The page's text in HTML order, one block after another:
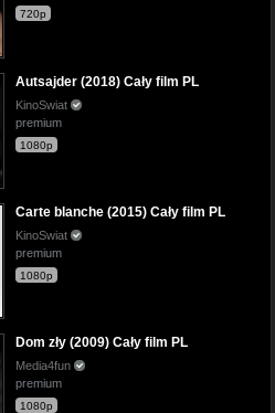
720p
Autsajder (2018) Cały film PL
KinoSwiat
premium
1080p
Carte blanche (2015) Cały film PL
KinoSwiat
premium
1080p
Dom zły (2009) Cały film PL
Media4fun
premium
1080p